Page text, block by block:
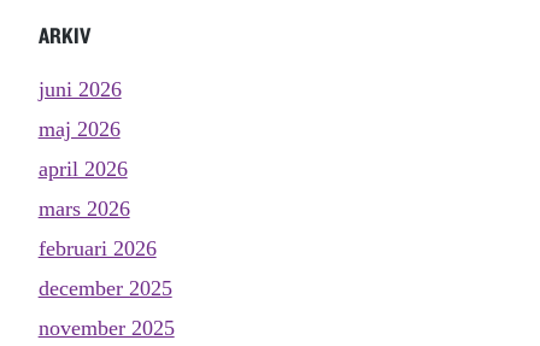
ARKIV
juni 2026
maj 2026
april 2026
mars 2026
februari 2026
december 2025
november 2025